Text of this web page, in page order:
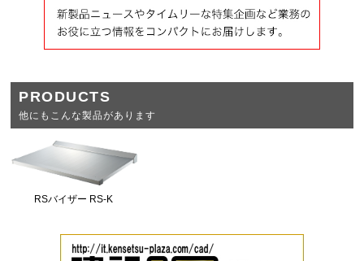
PRODUCTS
他にもこんな製品があります
RSバイザー RS-K